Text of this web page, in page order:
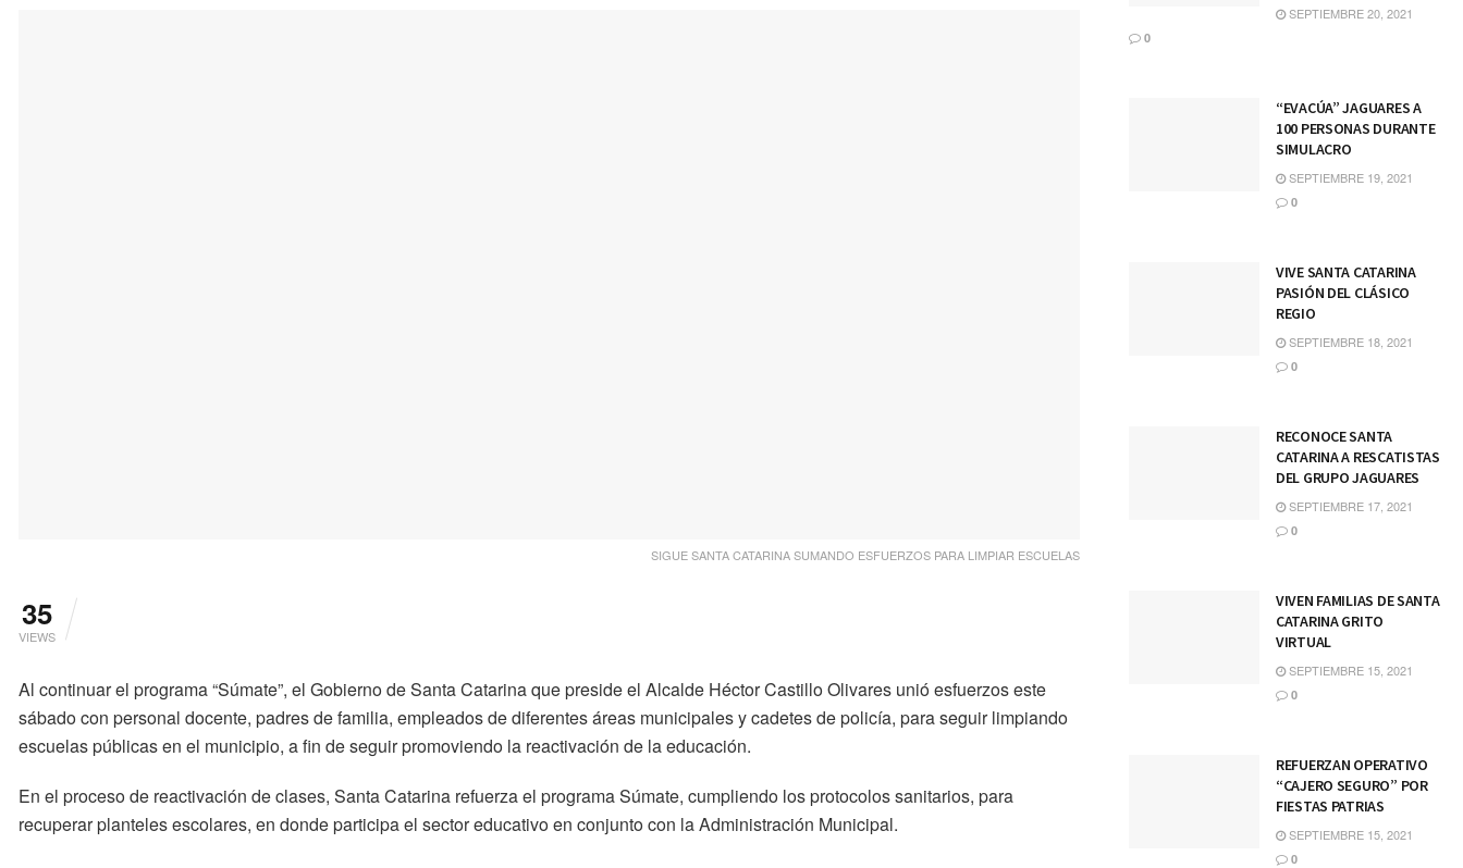
SIGUE SANTA CATARINA SUMANDO ESFUERZOS PARA LIMPIAR ESCUELAS
35
VIEWS
Al continuar el programa “Súmate”, el Gobierno de Santa Catarina que preside el Alcalde Héctor Castillo Olivares unió esfuerzos este
sábado con personal docente, padres de familia, empleados de diferentes áreas municipales y cadetes de policía, para seguir limpiando
escuelas públicas en el municipio, a fin de seguir promoviendo la reactivación de la educación.
En el proceso de reactivación de clases, Santa Catarina refuerza el programa Súmate, cumpliendo los protocolos sanitarios, para
recuperar planteles escolares, en donde participa el sector educativo en conjunto con la Administración Municipal.
SEPTIEMBRE 20, 2021
0
“EVACÚA” JAGUARES A
100 PERSONAS DURANTE
SIMULACRO
SEPTIEMBRE 19, 2021
0
VIVE SANTA CATARINA
PASIÓN DEL CLÁSICO
REGIO
SEPTIEMBRE 18, 2021
0
RECONOCE SANTA
CATARINA A RESCATISTAS
DEL GRUPO JAGUARES
SEPTIEMBRE 17, 2021
0
VIVEN FAMILIAS DE SANTA
CATARINA GRITO
VIRTUAL
SEPTIEMBRE 15, 2021
0
REFUERZAN OPERATIVO
“CAJERO SEGURO” POR
FIESTAS PATRIAS
SEPTIEMBRE 15, 2021
0